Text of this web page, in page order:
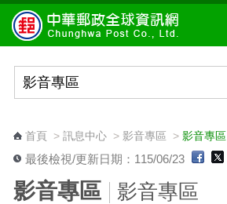
跳到主要內容區塊
首頁> 訊息中心> 影音專區 > 影音專區
最後檢視/更新日期：115/06/23
影音專區 影音專區